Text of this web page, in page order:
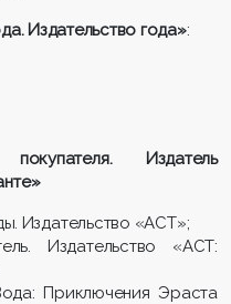
Издательство года»:
Издатель
Издательство «АСТ»;
Издательство «АСТ:
Приключения Эраста